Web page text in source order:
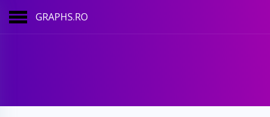
GRAPHS.RO